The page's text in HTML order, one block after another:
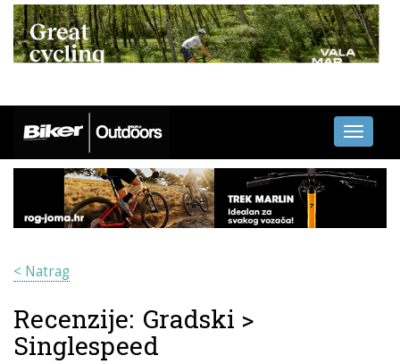
Toggle
< Natrag
Recenzije: Gradski >
Singlespeed